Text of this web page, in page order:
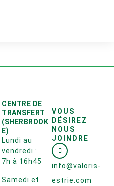
CENTRE DE
TRANSFERT
(SHERBROOK
E)
Lundi au
vendredi :
7h à 16h45
Samedi et
VOUS
DÉSIREZ
NOUS
JOINDRE
info@valoris-
estrie.com